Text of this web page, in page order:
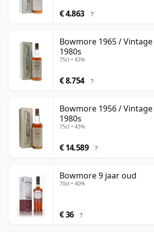
€ 4.863 ?
Bowmore 1965 /
1980s
75cl • 43%
€ 8.754 ?
Bowmore 1956 /
1980s
75cl • 43%
€ 14.589 ?
Bowmore 9 jaar oud
70cl • 40%
€ 36 ?